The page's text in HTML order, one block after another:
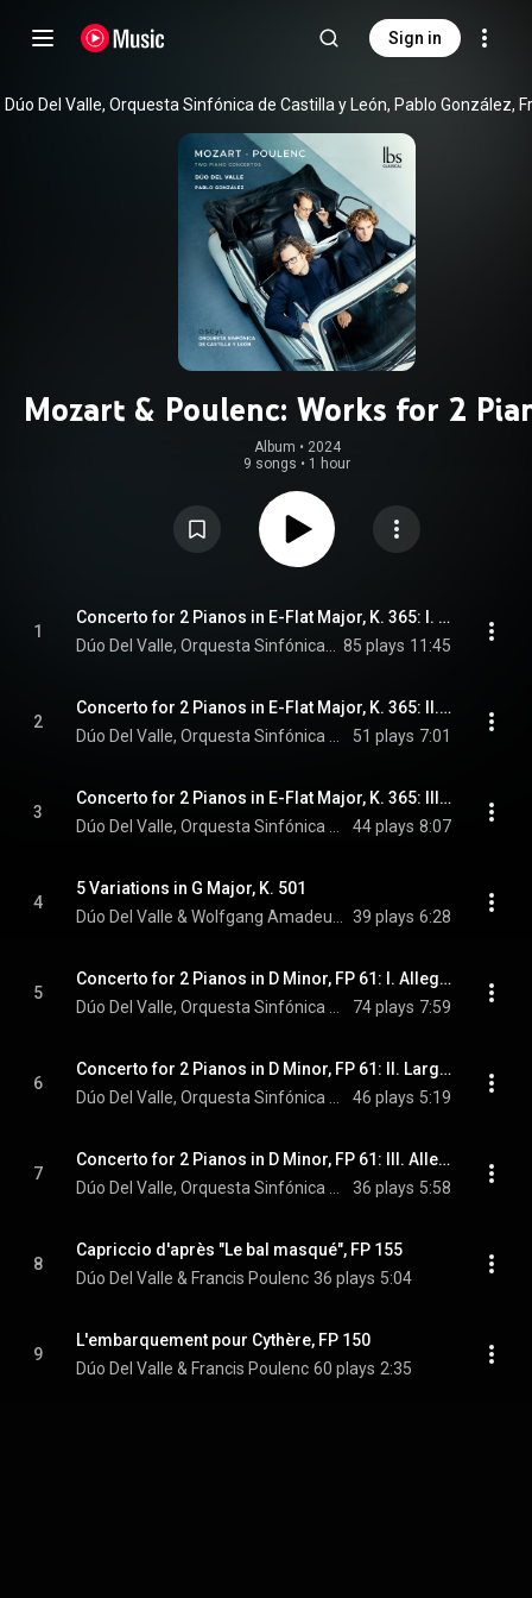
Sign in
Mozart & Poulenc: Works for 2
Album • 2024
9 songs • 1 hour
1
Concerto for 2 Pianos in E-Flat Major, K. 365: I. Allegro
85 plays 11:45
2
Concerto for 2 Pianos in E-Flat Major, K. 365: II. Andante
51 plays 7:01
3
Concerto for 2 Pianos in E-Flat Major, K. 365: III. Rondeau. Allegro
44 plays 8:07
4
5 Variations in G Major, K. 501
39 plays 6:28
5
Concerto for 2 Pianos in D Minor, FP 61: I. Allegro ma non troppo
74 plays 7:59
6
Concerto for 2 Pianos in D Minor, FP 61: II. Larghetto
46 plays 5:19
7
Concerto for 2 Pianos in D Minor, FP 61: III. Allegro molto
36 plays 5:58
8
Capriccio d'après "Le bal masqué", FP 155
Dúo Del Valle & Francis Poulenc 36 plays 5:04
9
L'embarquement pour Cythère, FP 150
Dúo Del Valle & Francis Poulenc 60 plays 2:35